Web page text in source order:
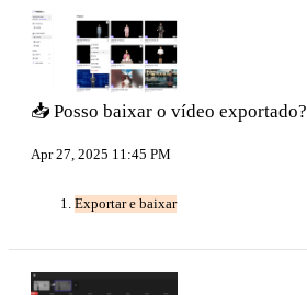
📥 Posso baixar o vídeo exportado?
Apr 27, 2025 11:45 PM
Exportar e baixar